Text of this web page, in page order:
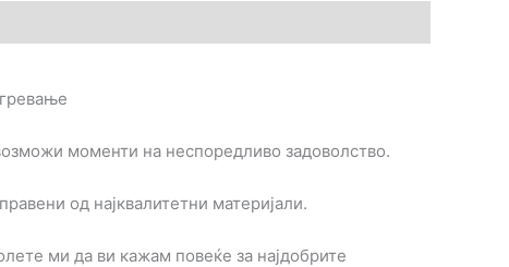
моменти на неспоредливо задоволство.
од најквалитетни материјали.
ми да ви кажам повеќе за најдобрите